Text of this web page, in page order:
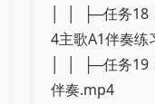
│ │ ├─任务18
4主歌A1伴奏练
│ │ ├─任务19
伴奏.mp4